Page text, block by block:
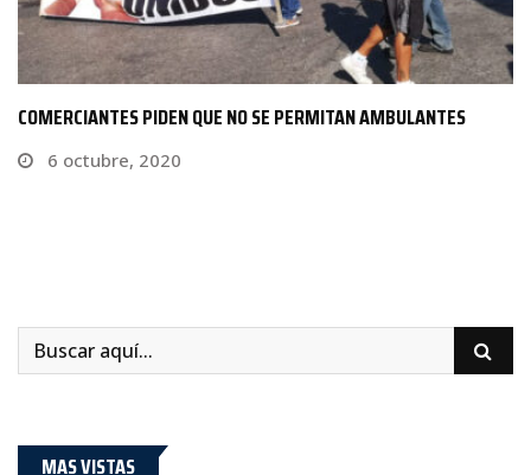
¿QUÉ HACER SI NO TE PAGAN EL AGUINALDO…
19 diciembre, 2022
MAS VISTAS